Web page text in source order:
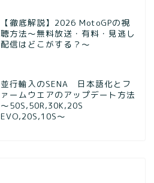
【徹底解説】2026 MotoGPの視
聴方法～無料放送・有料・見逃し
配信はどこがする？～
並行輸入のSENA 日本語化とフ
ァームウエアのアップデート方法
～50S,50R,30K,20S
EVO,20S,10S～